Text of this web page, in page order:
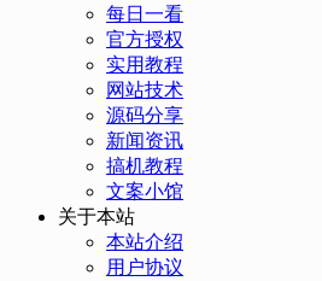
每日一看
官方授权
实用教程
网站技术
源码分享
新闻资讯
搞机教程
文案小馆
关于本站
本站介绍
用户协议